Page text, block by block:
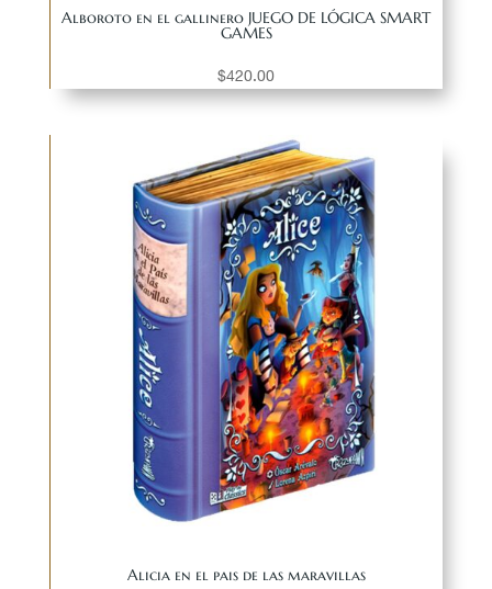
Alboroto en el gallinero JUEGO DE LÓGICA SMART
GAMES
$420.00
Alicia en el pais de las maravillas